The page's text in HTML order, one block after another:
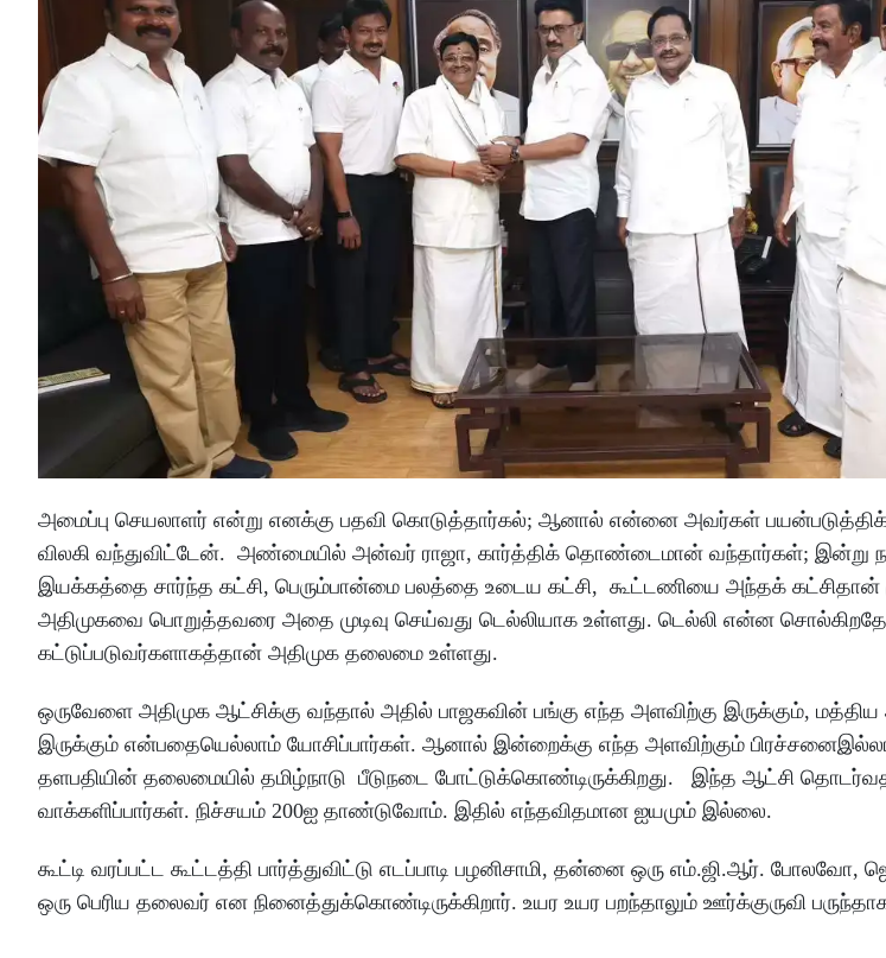
அமைப்பு செயலாளர் என்று எனக்கு பதவி கொடுத்தார்கல்; ஆனால் என்னை அவர்கள்
விலகி வந்துவிட்டேன். அண்மையில் அன்வர் ராஜா, கார்த்திக் தொண்டைமான் வந்தார்கள்; இன்று
இயக்கத்தை சார்ந்த கட்சி, பெரும்பான்மை பலத்தை உடைய கட்சி, கூட்டணியை அந்தக் கட்சிதான்
அதிமுகவை பொறுத்தவரை அதை முடிவு செய்வது டெல்லியாக உள்ளது. டெல்லி என்ன
கட்டுப்படுவர்களாகத்தான் அதிமுக தலைமை உள்ளது.
ஒருவேளை அதிமுக ஆட்சிக்கு வந்தால் அதில் பாஜகவின் பங்கு எந்த அளவிற்கு இருக்கும்,
இருக்கும் என்பதையெல்லாம் யோசிப்பார்கள். ஆனால் இன்றைக்கு எந்த அளவிற்கும்
தளபதியின் தலைமையில் தமிழ்நாடு பீடுநடை போட்டுக்கொண்டிருக்கிறது. இந்த ஆட்சி
வாக்களிப்பார்கள். நிச்சயம் 200ஐ தாண்டுவோம். இதில் எந்தவிதமான ஐயமும் இல்லை.
கூட்டி வரப்பட்ட கூட்டத்தி பார்த்துவிட்டு எடப்பாடி பழனிசாமி, தன்னை ஒரு எம்.ஜி.ஆர்.
ஒரு பெரிய தலைவர் என நினைத்துக்கொண்டிருக்கிறார். உயர உயர பறந்தாலும் ஊர்க்குருவி